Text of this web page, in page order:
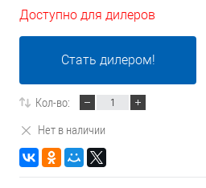
Доступно для дилеров
Стать дилером!
Кол-во:
Нет в наличии